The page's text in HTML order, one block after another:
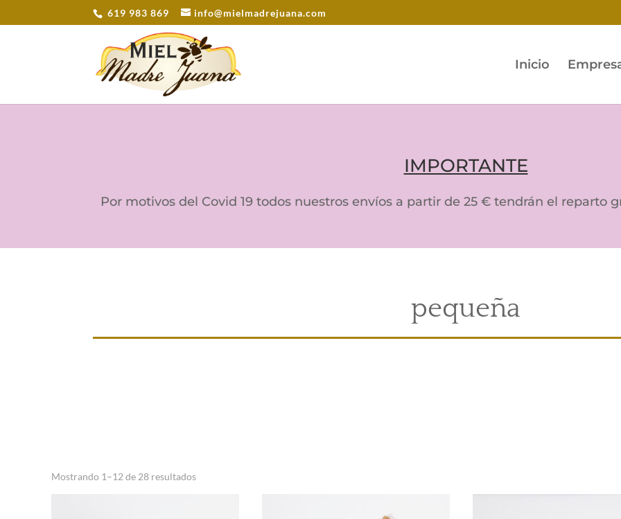
619 983 869 info@mielmadrejuana.com
Inicio
IMPORTANTE
Por motivos del Covid 19 todos nuestros envíos a partir de 25 € tendrán el reparto
pequeña
Mostrando 1–12 de 28 resultados